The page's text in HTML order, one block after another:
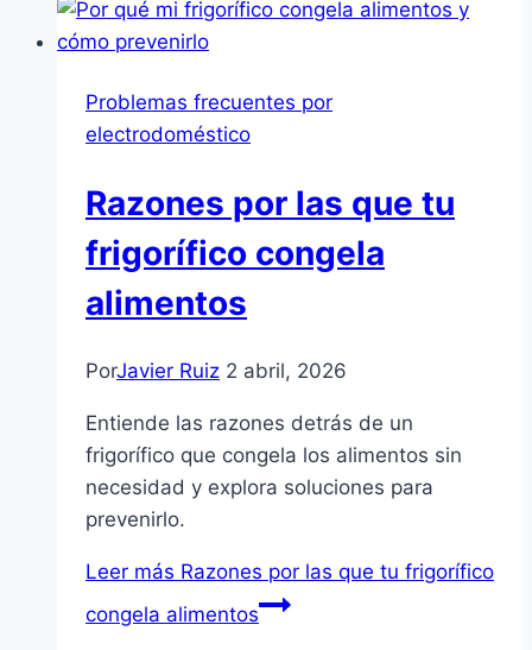
Problemas frecuentes por
electrodoméstico
Razones por las que tu
frigorífico congela
alimentos
PorJavier Ruiz 2 abril, 2026
Entiende las razones detrás de un
frigorífico que congela los alimentos sin
necesidad y explora soluciones para
prevenirlo.
Leer más Razones por las que tu frigorífico
congela alimentos